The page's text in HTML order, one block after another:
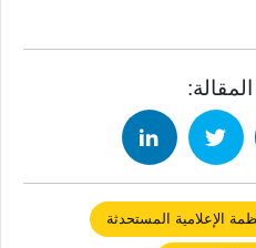
الإعلامية المستحدثة